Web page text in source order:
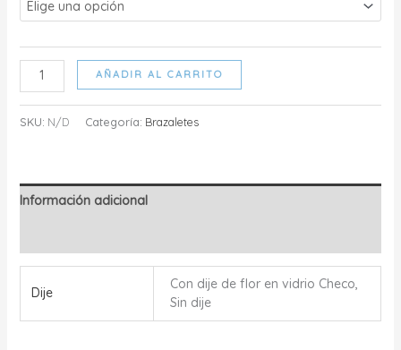
ANAÍS
cantidad
AÑADIR AL CARRITO
SKU: N/D Categoría: Brazaletes
Información adicional
Dije
Con dije de flor en vidrio Checo,
Sin dije